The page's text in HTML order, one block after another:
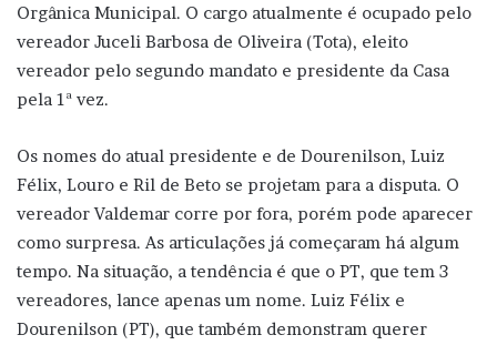
Orgânica Municipal. O cargo atualmente é ocupado pelo
vereador Juceli Barbosa de Oliveira (Tota), eleito
vereador pelo segundo mandato e presidente da Casa
pela 1ª vez.
Os nomes do atual presidente e de Dourenilson, Luiz
Félix, Louro e Ril de Beto se projetam para a disputa. O
vereador Valdemar corre por fora, porém pode aparecer
como surpresa. As articulações já começaram há algum
tempo. Na situação, a tendência é que o PT, que tem 3
vereadores, lance apenas um nome. Luiz Félix e
Dourenilson (PT), que também demonstram querer